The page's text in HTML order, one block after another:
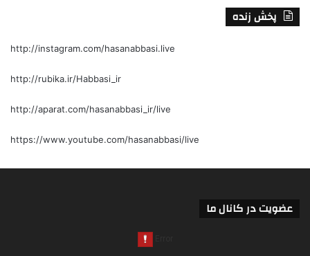
پخش زنده
http://instagram.com/hasanabbasi.live
http://rubika.ir/Habbasi_ir
http://aparat.com/hasanabbasi_ir/live
https://www.youtube.com/hasanabbasi/live
عضویت در کانال ما